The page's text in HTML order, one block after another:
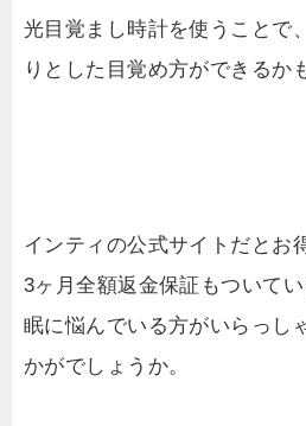
光目覚まし時計を使うことで
りとした目覚め方ができるか
インティの公式サイトだとお
3ヶ月全額返金保証もついて
眠に悩んでいる方がいらっし
かがでしょうか。